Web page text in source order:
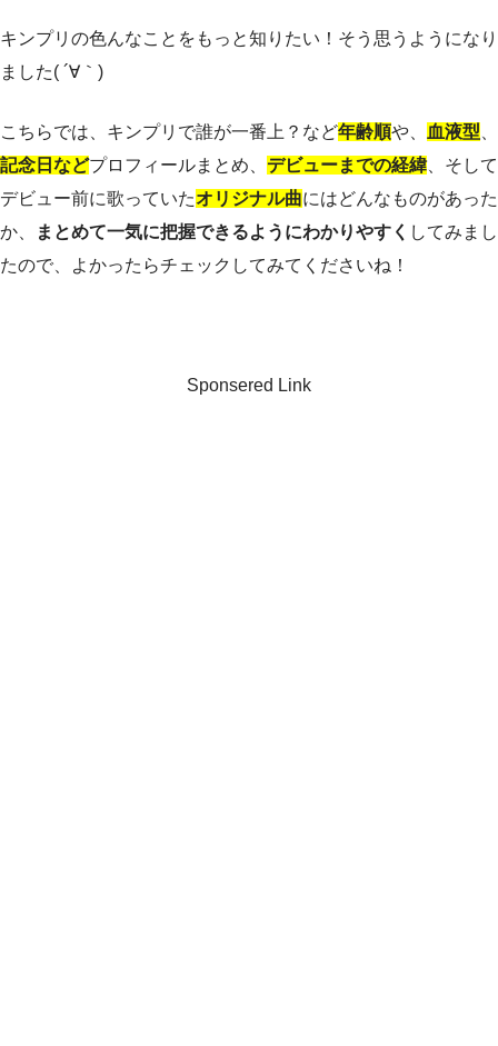
キンプリの色んなことをもっと知りたい！そう思うようになり
ました( ´∀｀)
こちらでは、キンプリで誰が一番上？など年齢順や、 血液型
記念日などプロフィールまとめ、 デビューまでの経緯、そして
デビュー前に歌っていたオリジナル曲にはどんなものがあった
か、
まとめて一気に把握できるようにわかりやすく してみまし
たので、よかったらチェックしてみてくださいね！
Sponsered Link